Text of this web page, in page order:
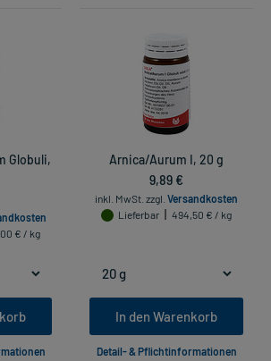
Globuli,
€ / kg
Arnica/Aurum I, 20 g
9,89 €
inkl. MwSt. zzgl. Versandkosten
Lieferbar
494,50 € / kg
In den Warenkorb
Detail- & Pflichtinformationen